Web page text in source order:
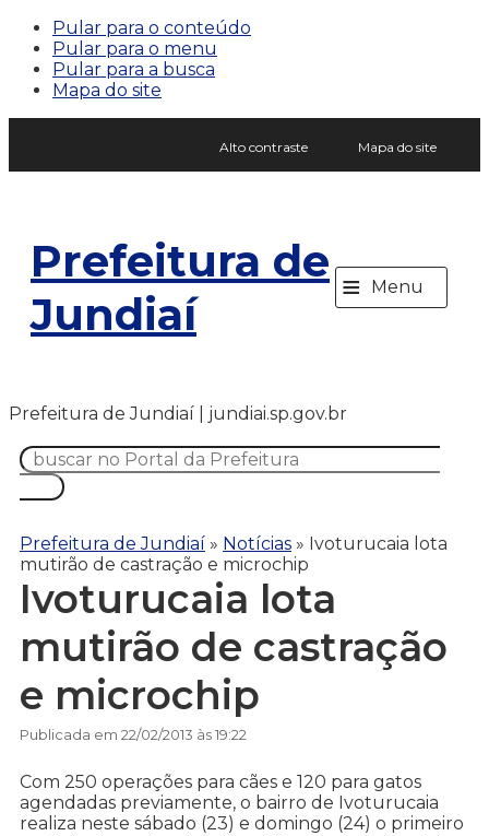
Pular para o conteúdo
Pular para o menu
Pular para a busca
Mapa do site
Alto contraste Mapa do site
Prefeitura de
Jundiaí
≡ Menu
Prefeitura de Jundiaí | jundiai.sp.gov.br
Prefeitura de Jundiaí » Notícias » Ivoturucaia lota
mutirão de castração e microchip
Ivoturucaia lota
mutirão de castração
e microchip
Publicada em 22/02/2013 às 19:22
Com 250 operações para cães e 120 para gatos
agendadas previamente, o bairro de Ivoturucaia
realiza neste sábado (23) e domingo (24) o primeiro